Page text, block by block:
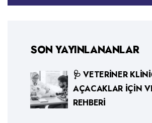
SON YAYINLANANLAR
🩺 VETERINER
AÇACAKLAR İÇIN
REHBERI